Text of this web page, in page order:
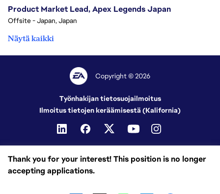
Thank you for your interest! This position is no longer
accepting applications.
Product Market Lead, Apex Legends Japan
Offsite - Japan, Japan
Näytä kaikki
Copyright © 2026
Työnhakijan tietosuojailmoitus
Ilmoitus tietojen keräämisestä (Kalifornia)